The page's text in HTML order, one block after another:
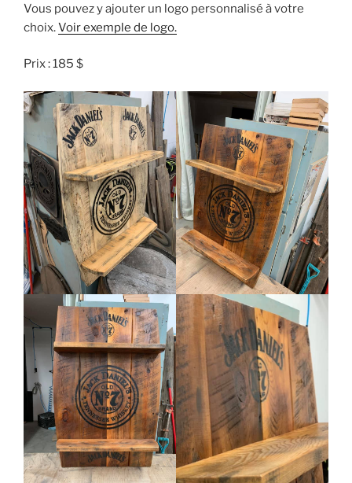
Vous pouvez y ajouter un logo personnalisé à votre
choix.Voir exemple de logo.
Prix : 185 $